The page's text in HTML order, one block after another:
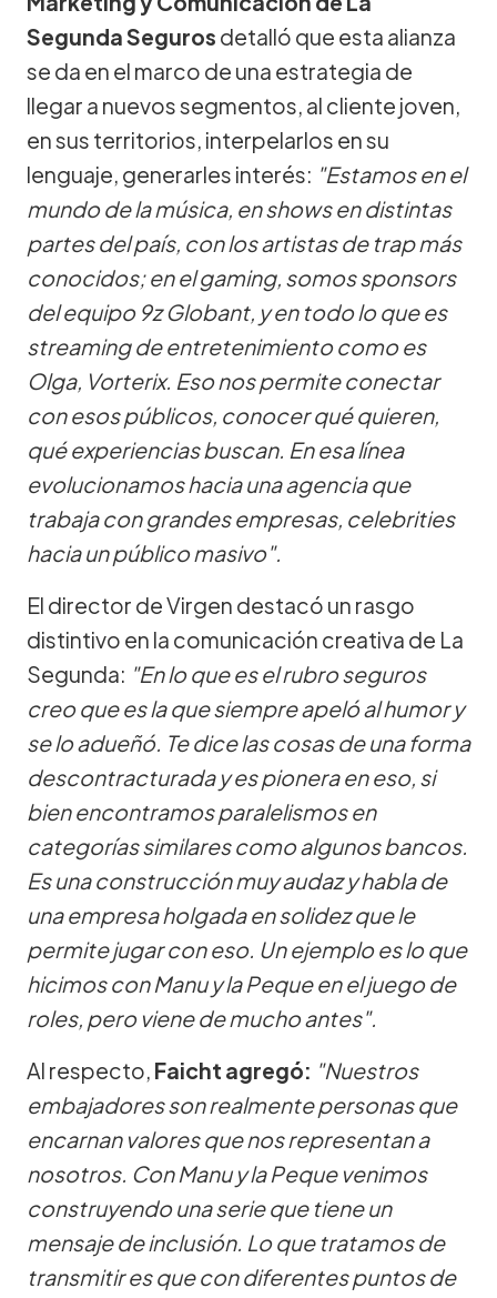
Segunda Seguros detalló que esta alianza
se da en el marco de una estrategia de
llegar a nuevos segmentos, al cliente joven,
en sus territorios, interpelarlos en su
lenguaje, generarles interés: "Estamos en el
mundo de la música, en shows en distintas
partes del país, con los artistas de trap más
conocidos; en el gaming, somos sponsors
del equipo 9z Globant, y en todo lo que es
streaming de entretenimiento como es
Olga, Vorterix. Eso nos permite conectar
con esos públicos, conocer qué quieren,
qué experiencias buscan. En esa línea
evolucionamos hacia una agencia que
trabaja con grandes empresas, celebrities
hacia un público masivo".
El director de Virgen destacó un rasgo
distintivo en la comunicación creativa de La
Segunda: "En lo que es el rubro seguros
creo que es la que siempre apeló al humor y
se lo adueñó. Te dice las cosas de una forma
descontracturada y es pionera en eso, si
bien encontramos paralelismos en
categorías similares como algunos bancos.
Es una construcción muy audaz y habla de
una empresa holgada en solidez que le
permite jugar con eso. Un ejemplo es lo que
hicimos con Manu y la Peque en el juego de
roles, pero viene de mucho antes".
Al respecto, Faicht agregó: "Nuestros
embajadores son realmente personas que
encarnan valores que nos representan a
nosotros. Con Manu y la Peque venimos
construyendo una serie que tiene un
mensaje de inclusión. Lo que tratamos de
transmitir es que con diferentes puntos de